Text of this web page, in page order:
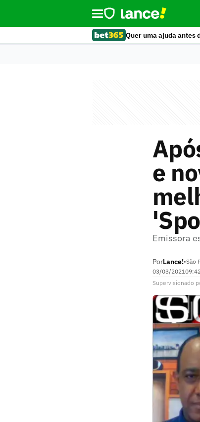
Quer uma ajuda antes
e
Emissora
PorLance!•São
03/03/2021
Supervisionado